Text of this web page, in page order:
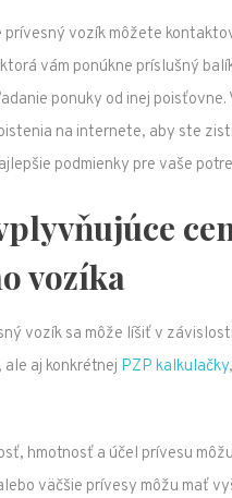
prívesný vozík môžete
vám ponúkne príslušný
ponuky od inej poisťovne.
na internete, aby ste
podmienky pre vaše
vozíka
vozík sa môže líšiť v
aj konkrétnej PZP kalkulačky
hmotnosť a účel prívesu
väčšie prívesy môžu mať